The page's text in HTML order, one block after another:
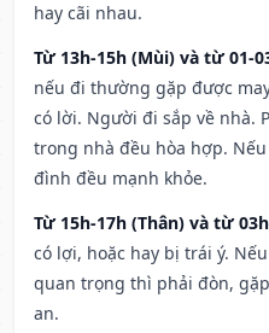
hay cãi nhau.
Từ 13h-15h (Mùi) và từ 01-
nếu đi thường gặp được
có lời. Người đi sắp về nhà.
trong nhà đều hòa hợp.
đình đều mạnh khỏe.
Từ 15h-17h (Thân) và từ
có lợi, hoặc hay bị trái ý.
quan trọng thì phải đòn,
an.